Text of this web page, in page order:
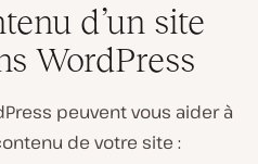
d’un site
WordPress
peuvent vous aider à
de votre site :